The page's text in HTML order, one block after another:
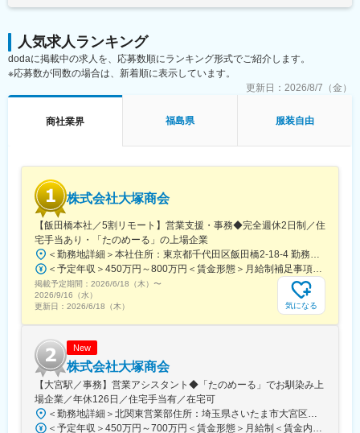
新規事業開発リーダー、事業統括、海外展開責任者など多様なキ
変更の範囲：会社の定める業務
◎環境対策および近隣対応の調整
◎施工図の確認・作成、仕様や施工手順の策定
◎検査対応、各種書類の作成・管理、引き渡し対応
◎経験に応じた現場統括や若手技術者の指導・育成
■将来のキャリアパス：
すく、将来のキャリアを計画的に広げることができます。
◎単一領域ではなく、建築キャリアの幅を広げられます。
変更の範囲：会社の定める業務
人気求人ランキング
dodaに掲載中の求人を、応募数順にランキング形式でご紹介します。
※応募数が同数の場合は、新着順に表示しています。
更新日： 2026/8/7（金）
商社業界 福島県 服装自由
株式会社大塚商会
【飯田橋本社／5割リモート】営業支援・事務◆完全週休2日制／住
宅手当あり・「たのめーる」の上場企業
掲載予定期間： 2026/6/18（木） 〜
2026/9/16（水）
更新日： 2026/6/18（木） 気になる
New
株式会社大塚商会
【大宮駅／事務】営業アシスタント◆「たのめーる」でお馴染み上
場企業／年休126日／住宅手当有／在宅可